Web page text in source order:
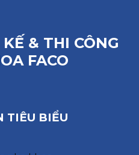
& THI CÔNG
FACO
TIÊU BIỂU